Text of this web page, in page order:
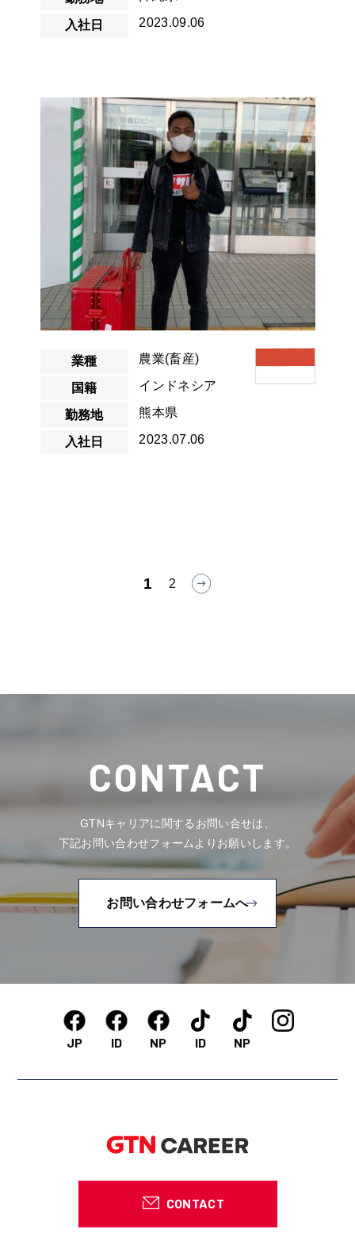
入社日 2023.09.06
業種 農業(畜産)
国籍 インドネシア
勤務地 熊本県
入社日 2023.07.06
1 2
CONTACT
GTNキャリアに関するお問い合せは、
下記お問い合わせフォームよりお願いします。
お問い合わせフォームへ
JP ID NP ID NP
CONTACT